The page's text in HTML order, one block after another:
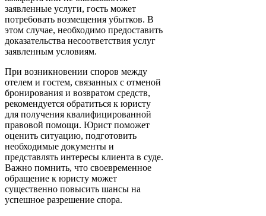
заявленные услуги, гость может
потребовать возмещения убытков. В
этом случае, необходимо предоставить
доказательства несоответствия услуг
заявленным условиям.
При возникновении споров между
отелем и гостем, связанных с отменой
бронирования и возвратом средств,
рекомендуется обратиться к юристу
для получения квалифицированной
правовой помощи. Юрист поможет
оценить ситуацию, подготовить
необходимые документы и
представлять интересы клиента в суде.
Важно помнить, что своевременное
обращение к юристу может
существенно повысить шансы на
успешное разрешение спора.